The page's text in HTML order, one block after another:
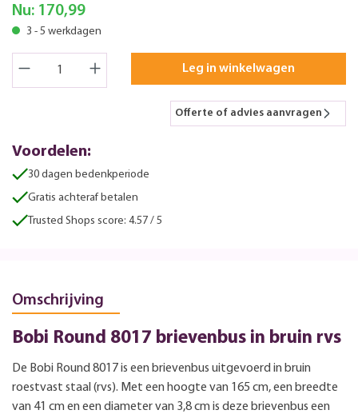
Nu: 170,99
3 - 5 werkdagen
Leg in winkelwagen
Offerte of advies aanvragen
Voordelen:
30 dagen bedenkperiode
Gratis achteraf betalen
Trusted Shops score: 4.57 / 5
Omschrijving
Bobi Round 8017 brievenbus in bruin rvs
De Bobi Round 8017 is een brievenbus uitgevoerd in bruin
roestvast staal (rvs). Met een hoogte van 165 cm, een breedte
van 41 cm en een diameter van 3,8 cm is deze brievenbus een